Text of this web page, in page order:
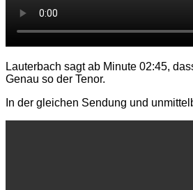
Lauterbach sagt ab Minute 02:45,
Genau so der Tenor.
In der gleichen Sendung und